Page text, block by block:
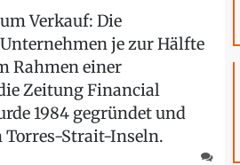
Verkauf: Die
je zur Hälfte
Rahmen einer
Zeitung Financial
1984 gegründet und
Torres-Strait-Inseln.